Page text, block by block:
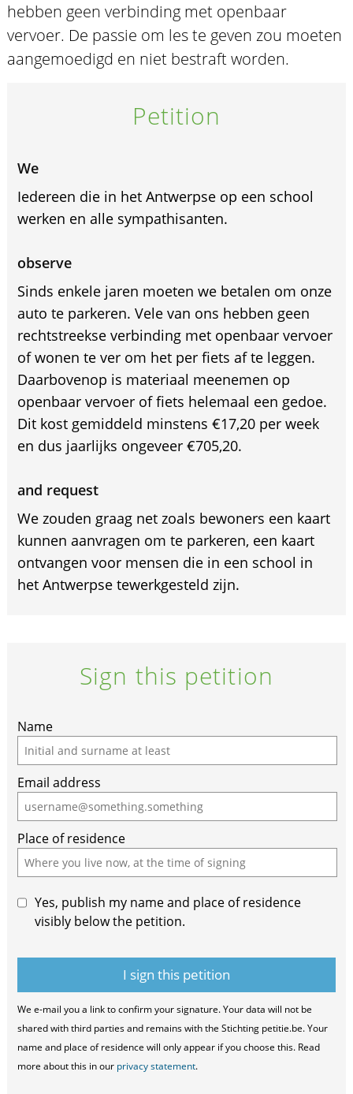
hebben geen verbinding met openbaar
vervoer. De passie om les te geven zou moeten
aangemoedigd en niet bestraft worden.
Petition
We
Iedereen die in het Antwerpse op een school
werken en alle sympathisanten.
observe
Sinds enkele jaren moeten we betalen om onze
auto te parkeren. Vele van ons hebben geen
rechtstreekse verbinding met openbaar vervoer
of wonen te ver om het per fiets af te leggen.
Daarbovenop is materiaal meenemen op
openbaar vervoer of fiets helemaal een gedoe.
Dit kost gemiddeld minstens €17,20 per week
en dus jaarlijks ongeveer €705,20.
and request
We zouden graag net zoals bewoners een kaart
kunnen aanvragen om te parkeren, een kaart
ontvangen voor mensen die in een school in
het Antwerpse tewerkgesteld zijn.
Sign this petition
If
you
are
a
human,
ignore
this
field
Name
Email address
Place of residence
Yes, publish my name and place of residence
visibly below the petition.
We e-mail you a link to confirm your signature. Your data will not be
shared with third parties and remains with the Stichting petitie.be. Your
name and place of residence will only appear if you choose this. Read
more about this in our privacy statement.